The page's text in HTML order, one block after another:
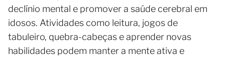
declínio mental e promover a saúde cerebral em
idosos. Atividades como leitura, jogos de
tabuleiro, quebra-cabeças e aprender novas
habilidades podem manter a mente ativa e